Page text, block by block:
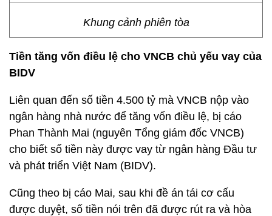
Khung cảnh phiên tòa
Tiền tăng vốn điều lệ cho VNCB chủ yếu vay của
BIDV
Liên quan đến số tiền 4.500 tỷ mà VNCB nộp vào
ngân hàng nhà nước để tăng vốn điều lệ, bị cáo
Phan Thành Mai (nguyên Tổng giám đốc VNCB)
cho biết số tiền này được vay từ ngân hàng Đầu tư
và phát triển Việt Nam (BIDV).
Cũng theo bị cáo Mai, sau khi đề án tái cơ cấu
được duyệt, số tiền nói trên đã được rút ra và hòa